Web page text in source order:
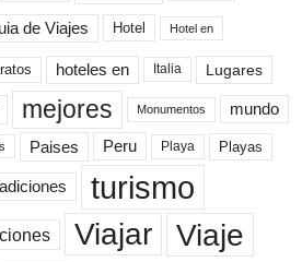
de Viajes Hotel Hotel en
hoteles en Italia Lugares
mejores Monumentos mundo
Paises Peru Playa Playas
turismo
Viajar Viaje